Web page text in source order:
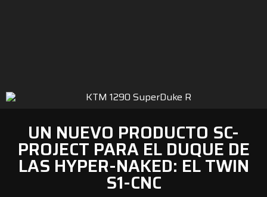
UN NUEVO PRODUCTO SC-
PROJECT PARA EL DUQUE DE
LAS HYPER-NAKED: EL TWIN
S1-CNC